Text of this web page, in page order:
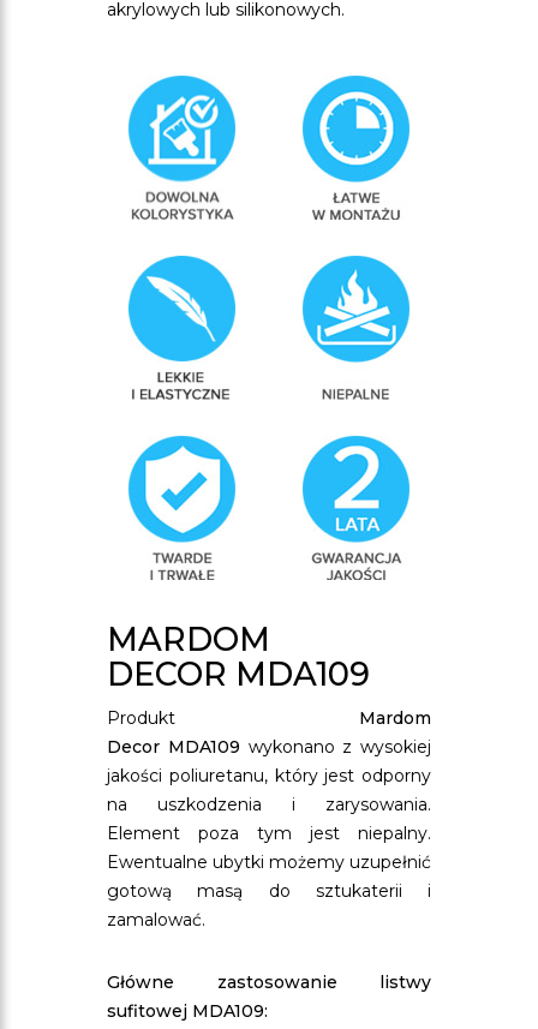
akrylowych lub silikonowych.
MARDOM
DECOR MDA109
Produkt Mardom
Decor MDA109 wykonano z wysokiej
jakości poliuretanu, który jest odporny
na uszkodzenia i zarysowania.
Element poza tym jest niepalny.
Ewentualne ubytki możemy uzupełnić
gotową masą do sztukaterii i
zamalować.
Główne zastosowanie listwy
sufitowej MDA109: